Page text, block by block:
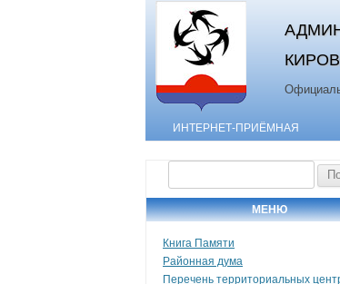
ИНТЕРНЕТ-ПРИЁМНАЯ
МЕНЮ
Книга Памяти
Районная дума
Перечень территориальных